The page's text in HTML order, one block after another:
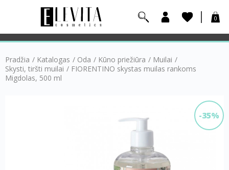
0
Pradžia / Katalogas / Oda / Kūno priežiūra / Muilai /
Skysti, tiršti muilai / FIORENTINO skystas muilas rankoms
Migdolas, 500 ml
-35%